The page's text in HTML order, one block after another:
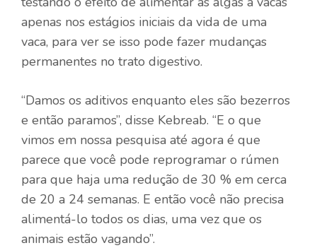
apenas nos estágios iniciais da vida de uma
vaca, para ver se isso pode fazer mudanças
permanentes no trato digestivo.
“Damos os aditivos enquanto eles são bezerros
e então paramos”, disse Kebreab. “E o que
vimos em nossa pesquisa até agora é que
parece que você pode reprogramar o rúmen
para que haja uma redução de 30 % em cerca
de 20 a 24 semanas. E então você não precisa
alimentá-lo todos os dias, uma vez que os
animais estão vagando”.